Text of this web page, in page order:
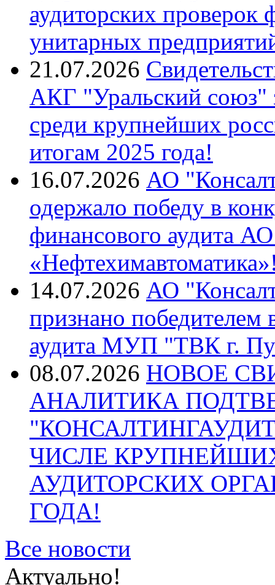
аудиторских проверок
унитарных
21.07.2026
АКГ "Уральский союз"
среди крупнейших
итогам 2025 года!
16.07.2026 АО
одержало победу в
финансового аудита
14.07.2026 АО
признано победителем
аудита МУП "ТВК г.
08.07.2026 НОВОЕ
АНАЛИТИКА
ЧИСЛЕ
АУДИТОРСКИХ
ГОДА!
Все новости
Актуально!